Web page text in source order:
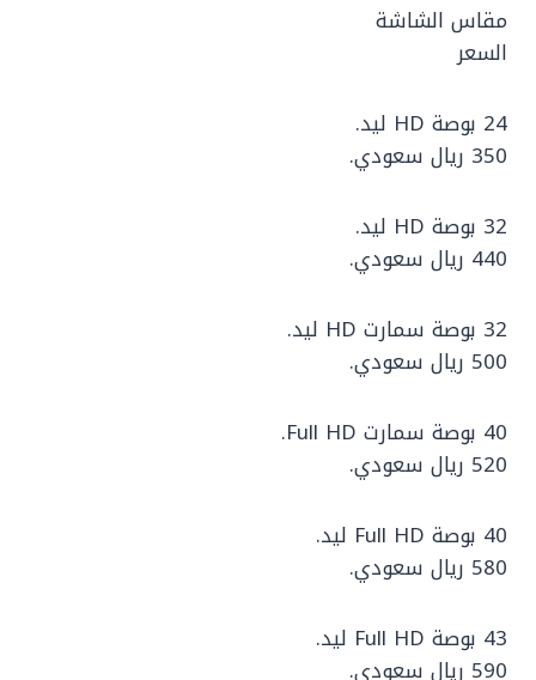
مقاس الشاشة
السعر
24 بوصة HD ليد.
350 ريال سعودي.
32 بوصة HD ليد.
440 ريال سعودي.
32 بوصة سمارت HD ليد.
500 ريال سعودي.
40 بوصة سمارت Full HD.
520 ريال سعودي.
40 بوصة Full HD ليد.
580 ريال سعودي.
43 بوصة Full HD ليد.
590 ريال سعودي.